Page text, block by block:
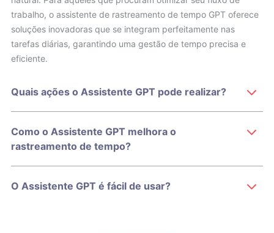
trabalho, o assistente de rastreamento de tempo GPT oferece
soluções inovadoras que se integram perfeitamente nas
tarefas diárias, garantindo uma gestão de tempo precisa e
eficiente.
Quais ações o Assistente GPT pode realizar?
Como o Assistente GPT melhora o
rastreamento de tempo?
O Assistente GPT é fácil de usar?